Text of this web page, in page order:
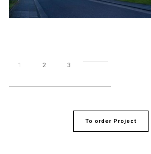
1 2 3
To order Project